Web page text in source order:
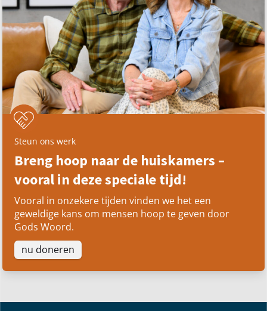
Steun ons werk
Breng hoop naar de huiskamers –
vooral in deze speciale tijd!
Vooral in onzekere tijden vinden we het een
geweldige kans om mensen hoop te geven door
Gods Woord.
nu doneren